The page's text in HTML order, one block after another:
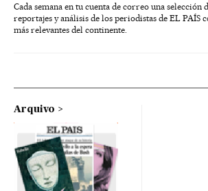
Cada semana en tu cuenta de correo una selección
reportajes y análisis de los periodistas de EL PAÍS
más relevantes del continente.
Arquivo